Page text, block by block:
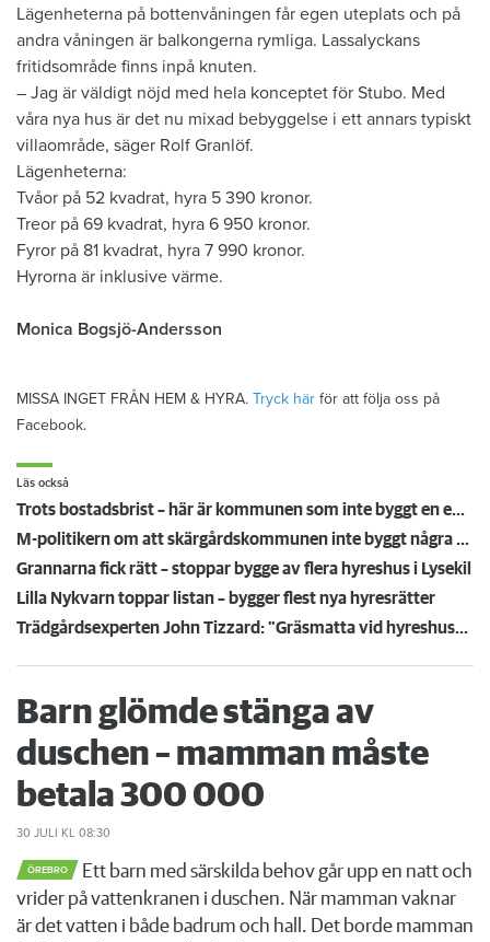
Lägenheterna på bottenvåningen får egen uteplats och på
andra våningen är balkongerna rymliga. Lassalyckans
fritidsområde finns inpå knuten.
– Jag är väldigt nöjd med hela konceptet för Stubo. Med
våra nya hus är det nu mixad bebyggelse i ett annars typiskt
villaområde, säger Rolf Granlöf.
Lägenheterna:
Tvåor på 52 kvadrat, hyra 5 390 kronor.
Treor på 69 kvadrat, hyra 6 950 kronor.
Fyror på 81 kvadrat, hyra 7 990 kronor.
Hyrorna är inklusive värme.
Monica Bogsjö-Andersson
MISSA INGET FRÅN HEM & HYRA. Tryck här för att följa oss på
Facebook.
Läs också
Trots bostadsbrist – här är kommunen som inte byggt en enda hyresrätt på tio år
M-politikern om att skärgårdskommunen inte byggt några hyresrätter – ”olyckligt”
Grannarna fick rätt – stoppar bygge av flera hyreshus i Lysekil
Lilla Nykvarn toppar listan – bygger flest nya hyresrätter
Trädgårdsexperten John Tizzard: "Gräsmatta vid hyreshuset räcker inte längre"
Barn glömde stänga av
duschen – mamman måste
betala 300 000
30 JULI KL 08:30
ÖREBRO
Ett barn med särskilda behov går upp en natt och
vrider på vattenkranen i duschen. När mamman vaknar
är det vatten i både badrum och hall. Det borde mamman